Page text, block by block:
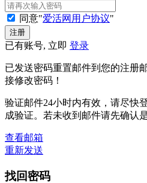
同意"爱活网用户协议"
已有账号, 立即 登录
已发送密码重置邮件到您的注册
接修改密码！
验证邮件24小时内有效，请尽快
成验证。若未收到邮件请先确认
查看邮箱
重新发送
找回密码